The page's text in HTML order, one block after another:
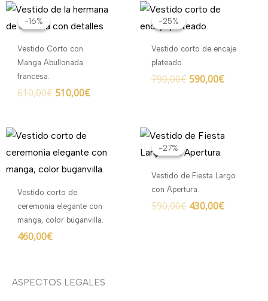
-16%
-16%
Vestido Corto con
Manga Abullonada
francesa.
610,00€
El
original
610,00€.
510,00€
El
actual
-25%
-25%
Vestido corto de encaje
plateado.
790,00€
El
original
790,00€.
590,00€
es:
590,00€.
Vestido corto de
ceremonia elegante con
manga, color buganvilla.
460,00€
-27%
-27%
Vestido de Fiesta Largo
con Apertura.
590,00€
El
original
590,00€.
430,00€
El
430,00€.
ASPECTOS LEGALES